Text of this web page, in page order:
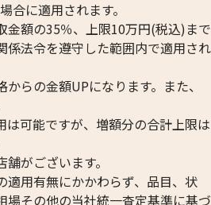
合に適用されます。
額の35％、上限10万円(税込)まで
係法令を遵守した範囲内で適用され
らの金額UPになります。また、
可能ですが、増額分の合計上限は
がございます。
用有無にかかわらず、品目、状
場その他の当社統一査定基準に基づ